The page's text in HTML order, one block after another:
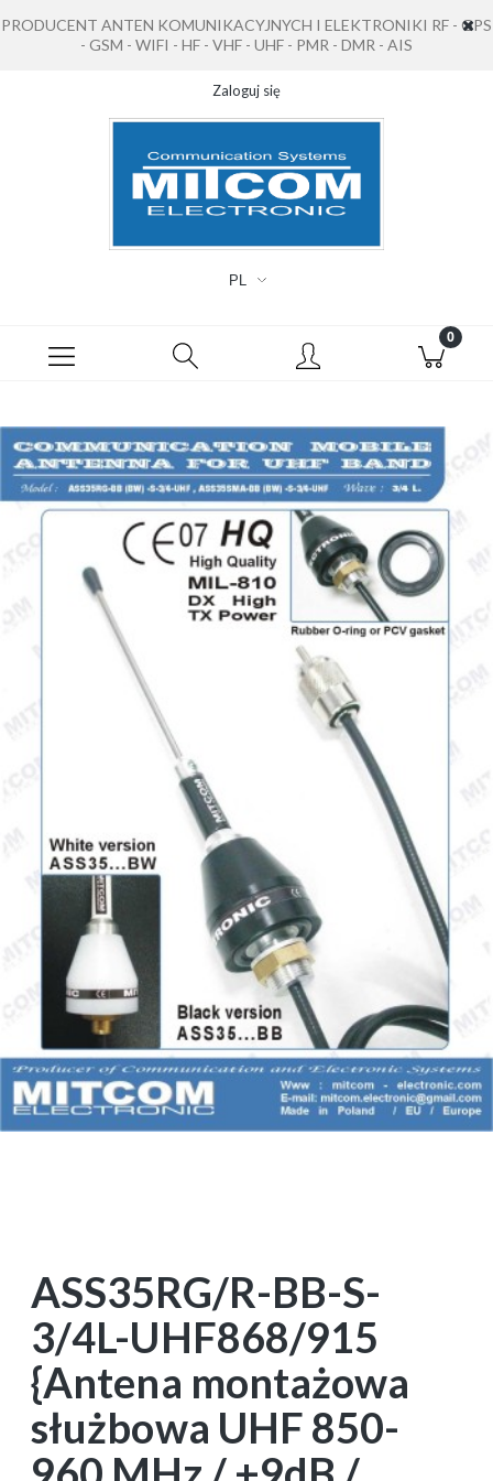
PRODUCENT ANTEN KOMUNIKACYJNYCH I ELEKTRONIKI RF - GPS
- GSM - WIFI - HF - VHF - UHF - PMR - DMR - AIS
Zaloguj się
ASS35RG/R-BB-S-
3/4L-UHF868/915
{Antena montażowa
służbowa UHF 850-